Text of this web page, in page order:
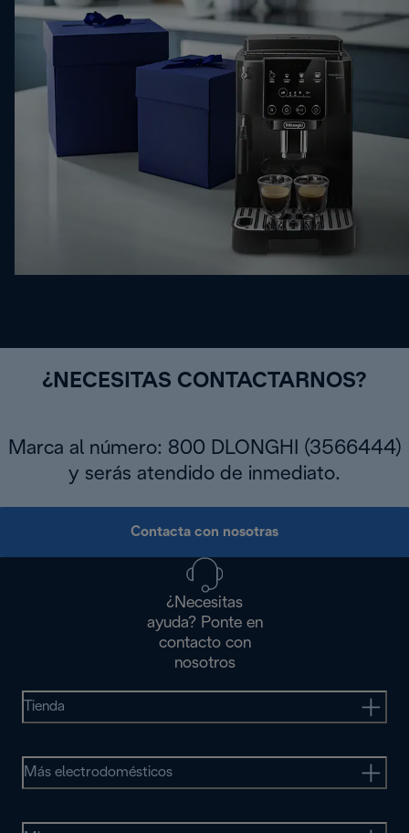
¿NECESITAS CONTACTARNOS?
Marca al número: 800 DLONGHI (3566444)
y serás atendido de inmediato.
Contacta con nosotras
¿Necesitas
ayuda? Ponte en
contacto con
nosotros
Tienda
Más electrodomésticos